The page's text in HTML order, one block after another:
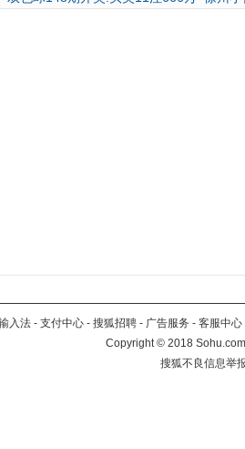
入法 - 支付中心 - 搜狐招聘 - 广告服务 - 客服中心
Copyright©2018
搜狐不良信息举